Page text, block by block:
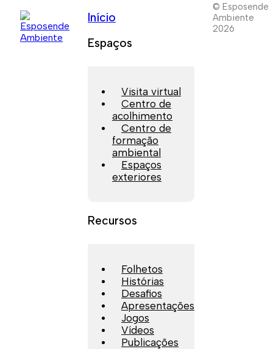
Início
Espaços
Visita virtual
Centro de
acolhimento
Centro de
formação
ambiental
Espaços
exteriores
Recursos
Folhetos
Histórias
Desafios
Apresentações
Jogos
Vídeos
Publicações
© Esposende
Ambiente
2026